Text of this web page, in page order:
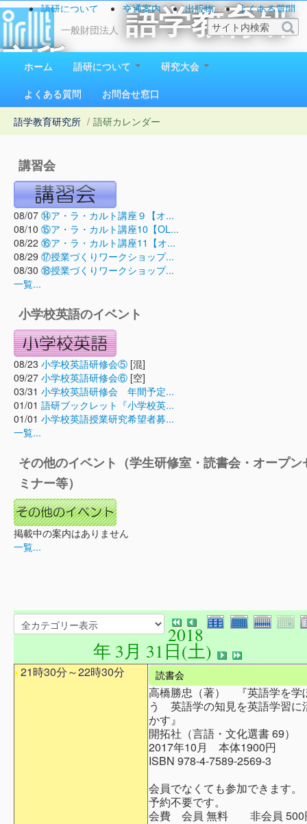
一般財団法人
語学教育研
究所
1923（大正12）年創立
語研について 交通案内 出版物
よくある質問
お問い合わせ
ホーム 語研について
研究大会
よくある質問
お問合せ窓口
語学教育研究所 / 語研カレンダー
講習会
08/07 ⑭ア・ラ・カルト講座９【オ...
08/10 ⑮ア・ラ・カルト講座10【OL...
08/22 ⑯ア・ラ・カルト講座11【オ...
08/29 ⑰授業づくりワークショップ...
08/30 ⑱授業づくりワークショップ...
一覧...
小学校英語のイベント
08/23 小学校英語研修会⑤ [混]
09/27 小学校英語研修会⑥ [空]
03/31 小学校英語研修会 年間予定...
01/01 語研ブックレット『小学校英...
01/01 小学校英語授業研究希望者募...
一覧...
その他のイベント（学生研修室・読書会・オープン
ミナー等）
掲載中の案内はありません
一覧...
2018
年 3月 31日(土)
21時30分～22時30分 読書会
高橋勝忠（著） 『英語学を学
う 英語学の知見を英語学習に
かす』
開拓社（言語・文化選書 69）
2017年10月 本体1900円
ISBN 978-4-7589-2569-3
会員でなくても参加できます。
予約不要です。
会費 会員 無料 非会員 500